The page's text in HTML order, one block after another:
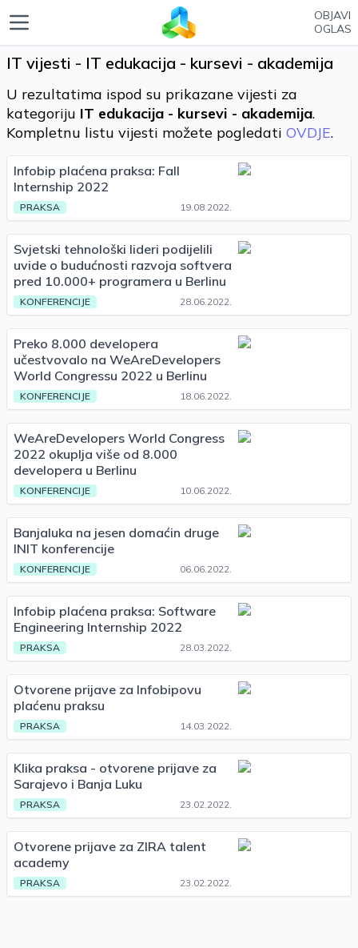
OBJAVI
OGLAS
IT vijesti - IT edukacija - kursevi - akademija
U rezultatima ispod su prikazane vijesti za
kategoriju IT edukacija - kursevi - akademija.
Kompletnu listu vijesti možete pogledati OVDJE.
Infobip plaćena praksa: Fall
Internship 2022
PRAKSA 19.08.2022.
Svjetski tehnološki lideri podijelili
uvide o budućnosti razvoja softvera
pred 10.000+ programera u Berlinu
KONFERENCIJE 28.06.2022.
Preko 8.000 developera
učestvovalo na WeAreDevelopers
World Congressu 2022 u Berlinu
KONFERENCIJE 18.06.2022.
WeAreDevelopers World Congress
2022 okuplja više od 8.000
developera u Berlinu
KONFERENCIJE 10.06.2022.
Banjaluka na jesen domaćin druge
INIT konferencije
KONFERENCIJE 06.06.2022.
Infobip plaćena praksa: Software
Engineering Internship 2022
PRAKSA 28.03.2022.
Otvorene prijave za Infobipovu
plaćenu praksu
PRAKSA 14.03.2022.
Klika praksa - otvorene prijave za
Sarajevo i Banja Luku
PRAKSA 23.02.2022.
Otvorene prijave za ZIRA talent
academy
PRAKSA 23.02.2022.